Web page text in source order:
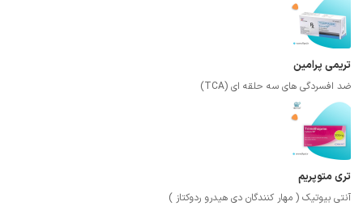
تریمی پرامین
ضد افسردگی های سه حلقه ای (TCA)
تری متوپریم
آنتی بیوتیک ( مهار کنندگان دی هیدرو ردوکتاز )